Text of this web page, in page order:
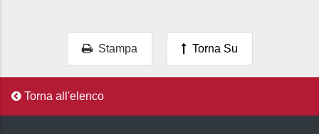
Stampa Torna Su
Torna all'elenco